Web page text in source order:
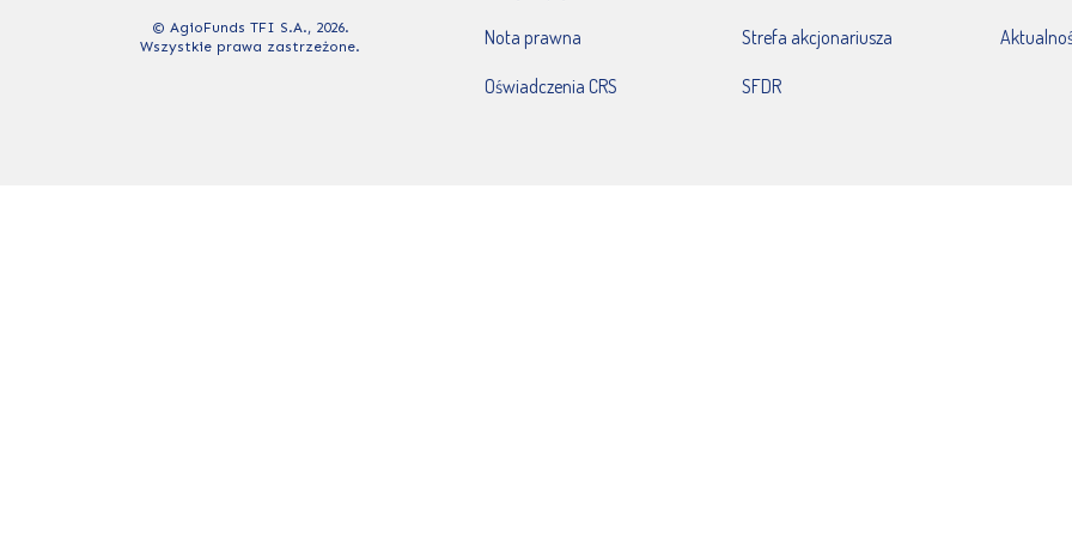
© AgioFunds TFI S.A., 2026.
Wszystkie prawa zastrzeżone.
Nota prawna
Oświadczenia CRS
Strefa akcjonariusza
SFDR